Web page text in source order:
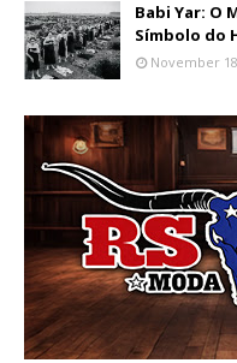
Babi Yar: O
Símbolo do
November